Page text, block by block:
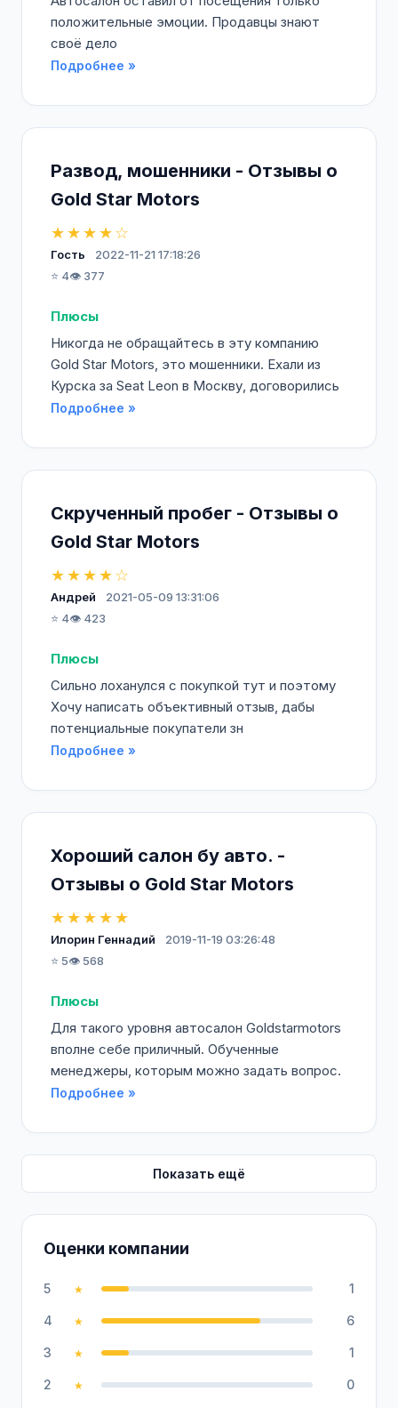
Оценки компании
5 ★ 1
4 ★ 6
3 ★ 1
2 ★ 0
положительные эмоции. Продавцы знают
своё дело
Подробнее »
Развод, мошенники - Отзывы о
Gold Star Motors
★★★★☆
Гость
2022-11-21 17:18:26
⭐ 4👁️ 377
Плюсы
Никогда не обращайтесь в эту компанию
Gold Star Motors, это мошенники. Ехали из
Курска за Seat Leon в Москву, договорились
Подробнее »
Скрученный пробег - Отзывы о
Gold Star Motors
★★★★☆
Андрей
2021-05-09 13:31:06
⭐ 4👁️ 423
Плюсы
Сильно лоханулся с покупкой тут и поэтому
Хочу написать объективный отзыв, дабы
потенциальные покупатели зн
Подробнее »
Хороший салон бу авто. -
Отзывы о Gold Star Motors
★★★★★
Илорин Геннадий
2019-11-19 03:26:48
⭐ 5👁️ 568
Плюсы
Для такого уровня автосалон Goldstarmotors
вполне себе приличный. Обученные
менеджеры, которым можно задать вопрос.
Подробнее »
Показать ещё